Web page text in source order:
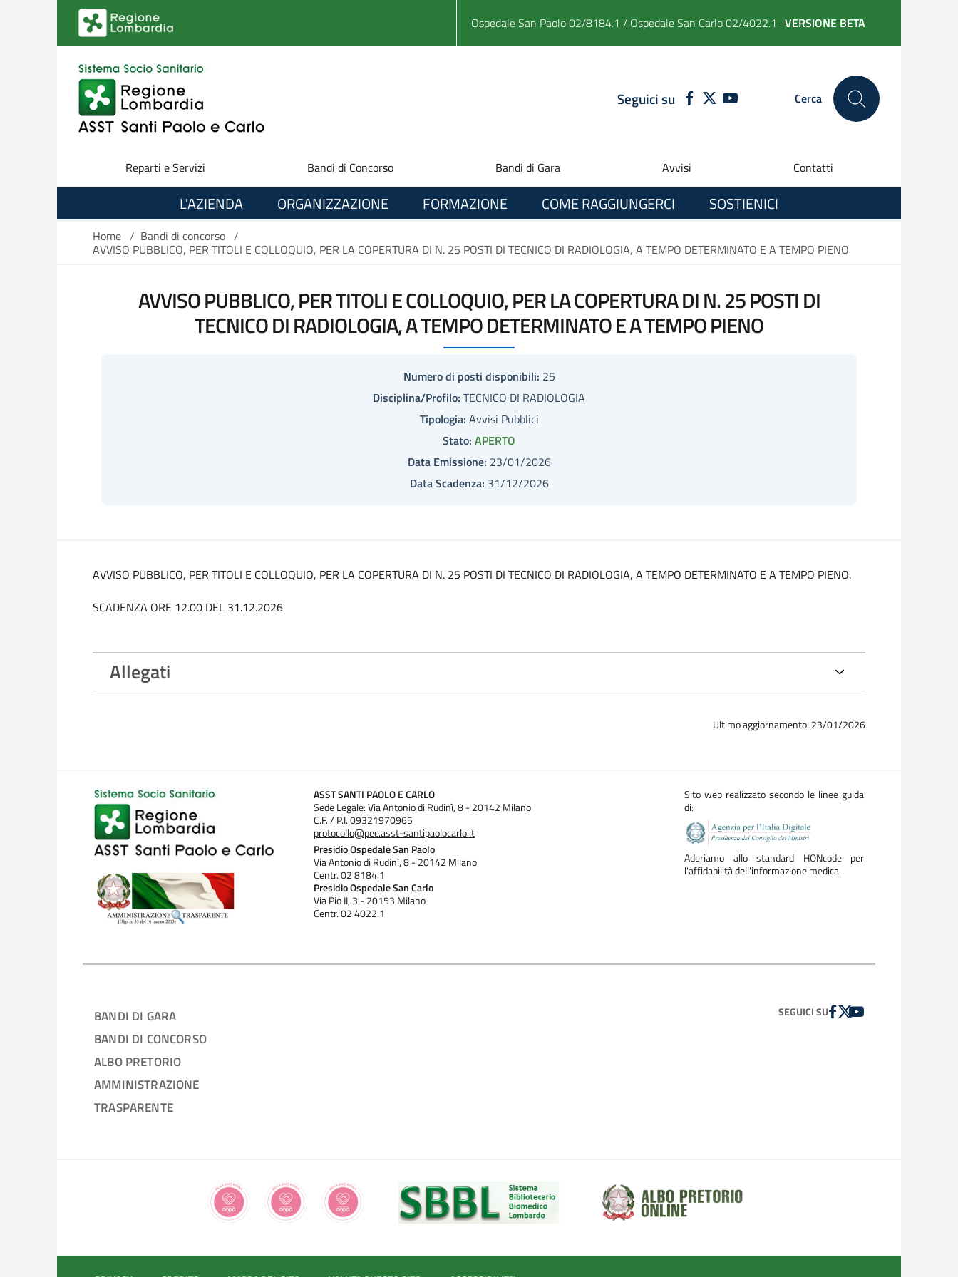
Salta al contenuto principale
Ospedale San Paolo 02/8184.1 / Ospedale San Carlo 02/4022.1 -VERSIONE BETA
Seguici suFACEBOOK
TWITTERYOUTUBE Cerca
Reparti e Servizi Bandi di Concorso Bandi di Gara Avvisi Contatti
L'AZIENDA ORGANIZZAZIONE FORMAZIONE COME RAGGIUNGERCI SOSTIENICI
Home / Bandi di concorso /
AVVISO PUBBLICO, PER TITOLI E COLLOQUIO, PER LA COPERTURA DI N. 25 POSTI DI TECNICO DI RADIOLOGIA, A TEMPO DETERMINATO E A TEMPO PIENO
AVVISO PUBBLICO, PER TITOLI E COLLOQUIO, PER LA COPERTURA DI N. 25 POSTI DI
TECNICO DI RADIOLOGIA, A TEMPO DETERMINATO E A TEMPO PIENO
Numero di posti disponibili: 25
Disciplina/Profilo: TECNICO DI RADIOLOGIA
Tipologia: Avvisi Pubblici
Stato: APERTO
Data Emissione: 23/01/2026
Data Scadenza: 31/12/2026
AVVISO PUBBLICO, PER TITOLI E COLLOQUIO, PER LA COPERTURA DI N. 25 POSTI DI TECNICO DI RADIOLOGIA, A TEMPO DETERMINATO E A TEMPO PIENO.
SCADENZA ORE 12.00 DEL 31.12.2026
Allegati
Ultimo aggiornamento: 23/01/2026
ASST SANTI PAOLO E CARLO
Sede Legale: Via Antonio di Rudinì, 8 - 20142 Milano
C.F. / P.I. 09321970965
protocollo@pec.asst-santipaolocarlo.it
Presidio Ospedale San Paolo
Via Antonio di Rudinì, 8 - 20142 Milano
Centr. 02 8184.1
Presidio Ospedale San Carlo
Via Pio II, 3 - 20153 Milano
Centr. 02 4022.1
Sito web realizzato secondo le linee guida
di:
Aderiamo allo standard HONcode per
l'affidabilità dell'informazione medica.
BANDI DI GARA
BANDI DI CONCORSO
ALBO PRETORIO
AMMINISTRAZIONE
TRASPARENTE
SEGUICI SUFACEBOOK
TWITTER
YOUTUBE